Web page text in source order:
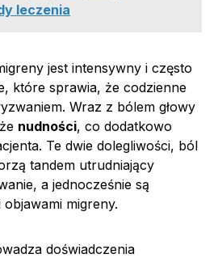
leczenia
jest intensywny i często
które sprawia, że codzienne
Wraz z bólem głowy
nudności, co dodatkowo
Te dwie dolegliwości, ból
tandem utrudniający
a jednocześnie są
migreny.
doświadczenia